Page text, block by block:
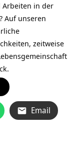
Arbeiten in der
Auf unseren
zeitweise
Email